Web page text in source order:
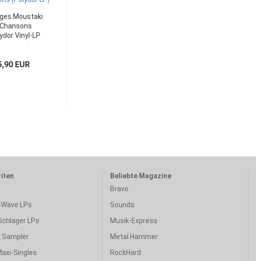
Moustaki
Vinyl-LP
EUR
LPs
LPs
Sampler
Singles
Beliebte Magazine
Bravo
Sounds
Musik-Express
Metal Hammer
RockHard